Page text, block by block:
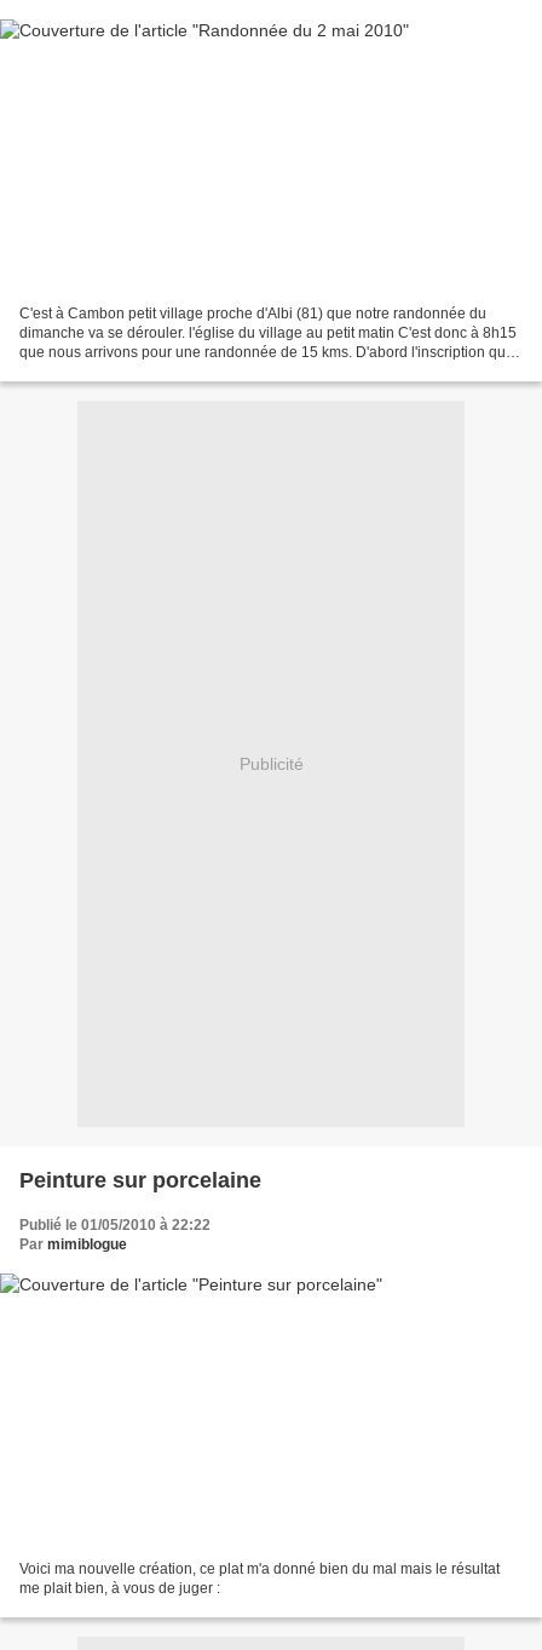
C'est à Cambon petit village proche d'Albi (81) que notre randonnée du
dimanche va se dérouler. l'église du village au petit matin C'est donc à 8h15
que nous arrivons pour une randonnée de 15 kms. D'abord l'inscription qui
Publicité
Peinture sur porcelaine
Publié le 01/05/2010 à 22:22
Par mimiblogue
Voici ma nouvelle création, ce plat m'a donné bien du mal mais le résultat
me plait bien, à vous de juger :